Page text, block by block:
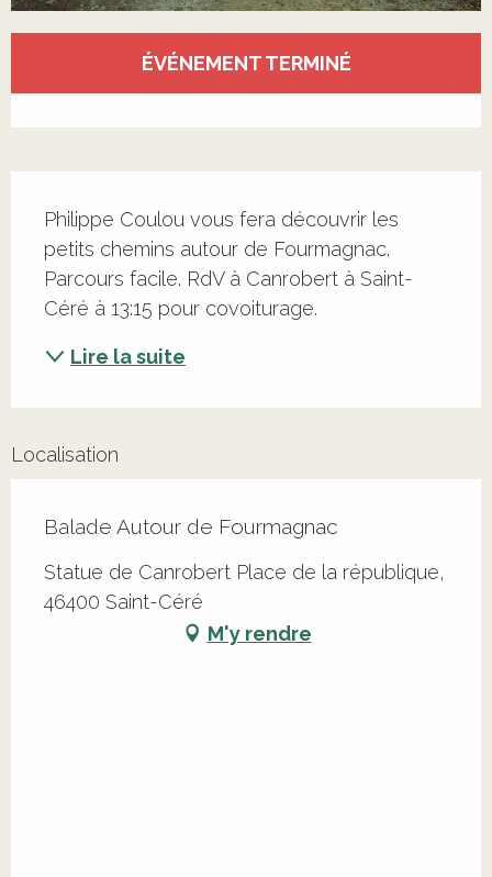
Ouverture et coordonnées
ÉVÉNEMENT TERMINÉ
Philippe Coulou vous fera découvrir les
petits chemins autour de Fourmagnac.
Parcours facile. RdV à Canrobert à Saint-
Céré à 13:15 pour covoiturage.
Lire la suite
Localisation
Balade Autour de Fourmagnac
Statue de Canrobert Place de la république,
46400 Saint-Céré
M'y rendre